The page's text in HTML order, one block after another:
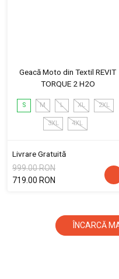
Geacă Moto din Textil REVIT
TORQUE 2 H2O
S M L XL 2XL
3XL 4XL
Livrare Gratuită
999.00 RON
719.00 RON
ÎNCARCĂ